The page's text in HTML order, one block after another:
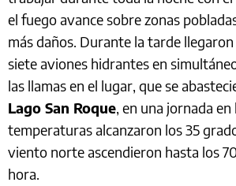
el fuego avance sobre zonas
más daños. Durante la tarde
siete aviones hidrantes en
las llamas en el lugar, que se
Lago San Roque, en una jornada en
temperaturas alcanzaron los 35
viento norte ascendieron hasta los
hora.